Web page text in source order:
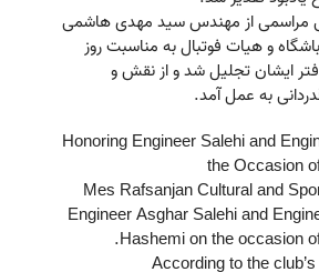
مراسمی از مهندس سید مهدی هاشمی
و هیات فوتبال به مناسبت روز
ایشان تجلیل شد و از نقش و
به عمل آمد.
Honoring Engineer Salehi and
the Occasion
Mes Rafsanjan Cultural and
Engineer Asghar Salehi and
Hashemi on the occasion
According to the